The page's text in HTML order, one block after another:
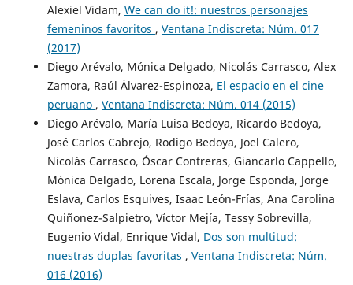
Alexiel Vidam, We can do it!: nuestros personajes
femeninos favoritos , Ventana Indiscreta: Núm. 017
(2017)
Diego Arévalo, Mónica Delgado, Nicolás Carrasco, Alex
Zamora, Raúl Álvarez-Espinoza, El espacio en el cine
peruano , Ventana Indiscreta: Núm. 014 (2015)
Diego Arévalo, María Luisa Bedoya, Ricardo Bedoya,
José Carlos Cabrejo, Rodigo Bedoya, Joel Calero,
Nicolás Carrasco, Óscar Contreras, Giancarlo Cappello,
Mónica Delgado, Lorena Escala, Jorge Esponda, Jorge
Eslava, Carlos Esquives, Isaac León-Frías, Ana Carolina
Quiñonez-Salpietro, Víctor Mejía, Tessy Sobrevilla,
Eugenio Vidal, Enrique Vidal, Dos son multitud:
nuestras duplas favoritas , Ventana Indiscreta: Núm.
016 (2016)